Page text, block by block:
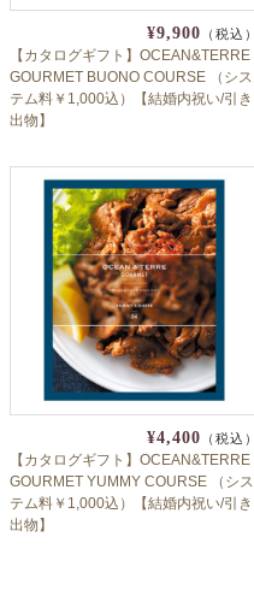
¥9,900 （税込）
【カタログギフト】OCEAN&TERRE
GOURMET BUONO COURSE （シス
テム料￥1,000込）【結婚内祝い/引き
出物】
¥4,400 （税込）
【カタログギフト】OCEAN&TERRE
GOURMET YUMMY COURSE （シス
テム料￥1,000込）【結婚内祝い/引き
出物】